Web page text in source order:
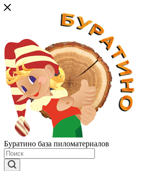
Буратино база пиломатериалов